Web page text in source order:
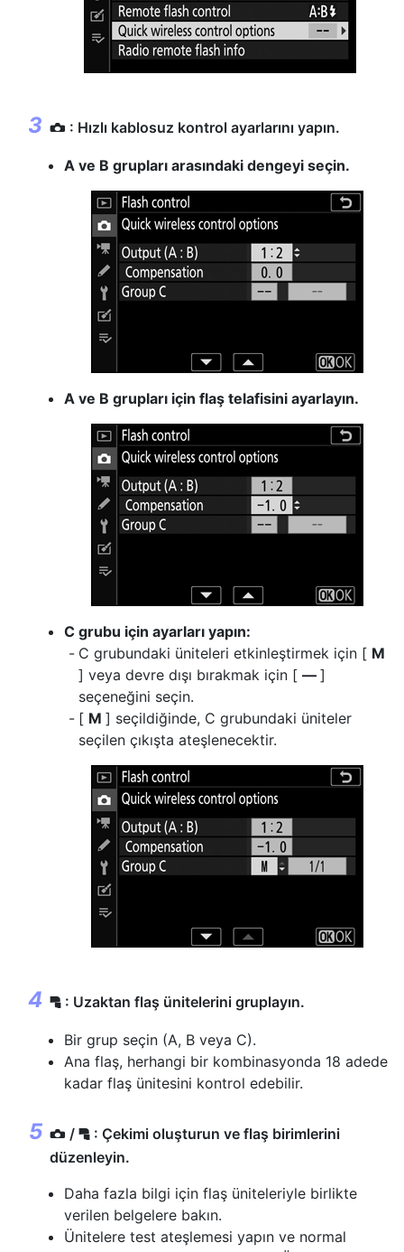
C : Hızlı kablosuz kontrol ayarlarını yapın.
A ve B grupları arasındaki dengeyi seçin.
A ve B grupları için flaş telafisini ayarlayın.
C grubu için ayarları yapın:
C grubundaki üniteleri etkinleştirmek için [ M
] veya devre dışı bırakmak için [ –– ]
seçeneğini seçin.
[ M ] seçildiğinde, C grubundaki üniteler
seçilen çıkışta ateşlenecektir.
f : Uzaktan flaş ünitelerini gruplayın.
Bir grup seçin (A, B veya C).
Ana flaş, herhangi bir kombinasyonda 18 adede
kadar flaş ünitesini kontrol edebilir.
C / f : Çekimi oluşturun ve flaş birimlerini
düzenleyin.
Daha fazla bilgi için flaş üniteleriyle birlikte
verilen belgelere bakın.
Ünitelere test ateşlemesi yapın ve normal